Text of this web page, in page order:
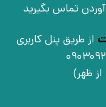
از طریق پنل کاربری